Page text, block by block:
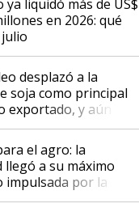
ya liquidó más de US$
en 2026: qué
desplazó a la
soja como principal
exportado, y aún así
casi seis de cada
y sostuvo el
en un semestre
el agro: la
llegó a su máximo
impulsada por la
y las exportaciones